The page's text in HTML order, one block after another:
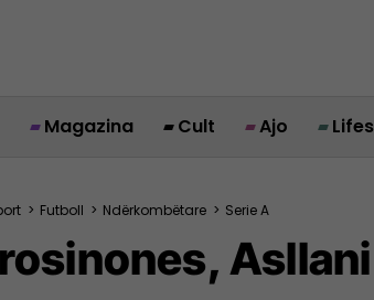
Magazina Cult Ajo
> Futboll > Ndërkombëtare > Serie A